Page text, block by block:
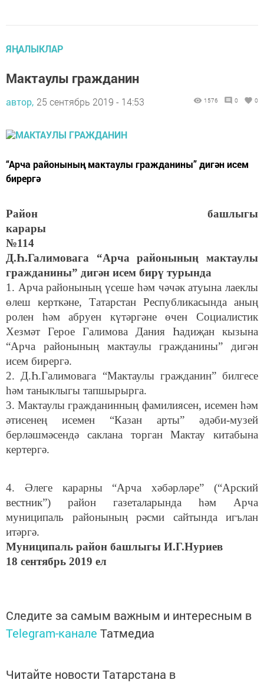
ЯҢАЛЫКЛАР
Мактаулы гражданин
автор, 25 сентябрь 2019 - 14:53 1576 0 0
“Арча районының мактаулы гражданины” дигән исем
бирергә
Район башлыгы
карары
№114
Д.Һ.Галимовага “Арча районының мактаулы
гражданины” дигән исем бирү турында
1. Арча районының үсеше һәм чәчәк атуына лаеклы
өлеш керткәне, Татарстан Республикасында аның
ролен һәм абруен күтәргәне өчен Социалистик
Хезмәт Герое Галимова Дания Һадиҗан кызына
“Арча районының мактаулы гражданины” дигән
исем бирергә.
2. Д.Һ.Галимовага
“Мактаулы гражданин” билгесе
һәм таныклыгы тапшырырга.
3. Мактаулы гражданинның фамилиясен, исемен һәм
әтисенең исемен “Казан арты” әдәби-музей
берләшмәсендә саклана торган Мактау китабына
кертергә.
4. Әлеге карарны “Арча хәбәрләре” (“Арский
вестник”) район газеталарында һәм Арча
муниципаль районының рәсми сайтында игълан
итәргә.
Муниципаль район башлыгы И.Г.Нуриев
18 сентябрь 2019 ел
Следите за самым важным и интересным в
Telegram-канале Татмедиа
Читайте новости Татарстана в